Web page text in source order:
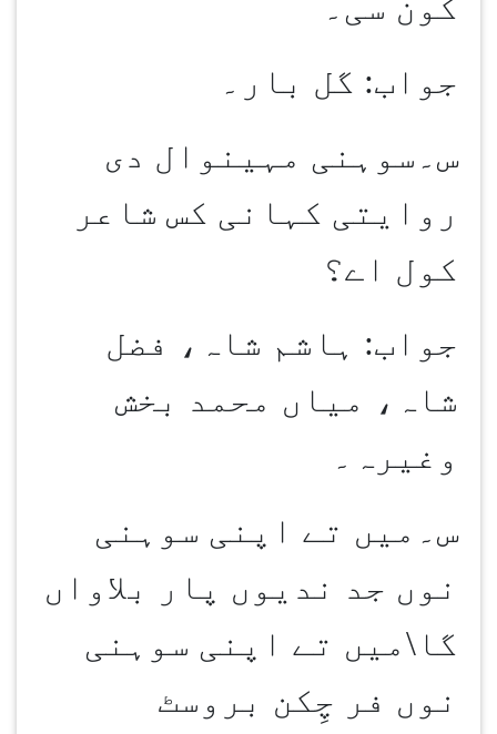
جواب: گل بار۔
س۔سوہنی مہینوال دی
روایتی کہانی کس شاعر
کول اے؟
جواب: ہاشم شاہ، فضل
شاہ، میاں محمد بخش
وغیرہ۔
س۔میں تے اپنی سوہنی
نوں جد ندیوں پار بلاواں
گا\میں تے اپنی سوہنی
نوں فر چِکن بروسٹ